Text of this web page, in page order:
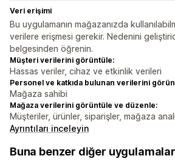
Veri erişimi
Bu uygulamanın mağazanızda
verilere erişmesi gerekir. Nedenini
belgesinden öğrenin.
Müşteri verilerini görüntüle:
Hassas veriler, cihaz ve etkinlik verileri
Personel ve katkıda bulunan verilerini
Mağaza sahibi
Mağaza verilerini görüntüle ve düzenle:
Müşteriler, ürünler, siparişler, mağaza
Ayrıntıları inceleyin
Buna benzer diğer uygulamalar